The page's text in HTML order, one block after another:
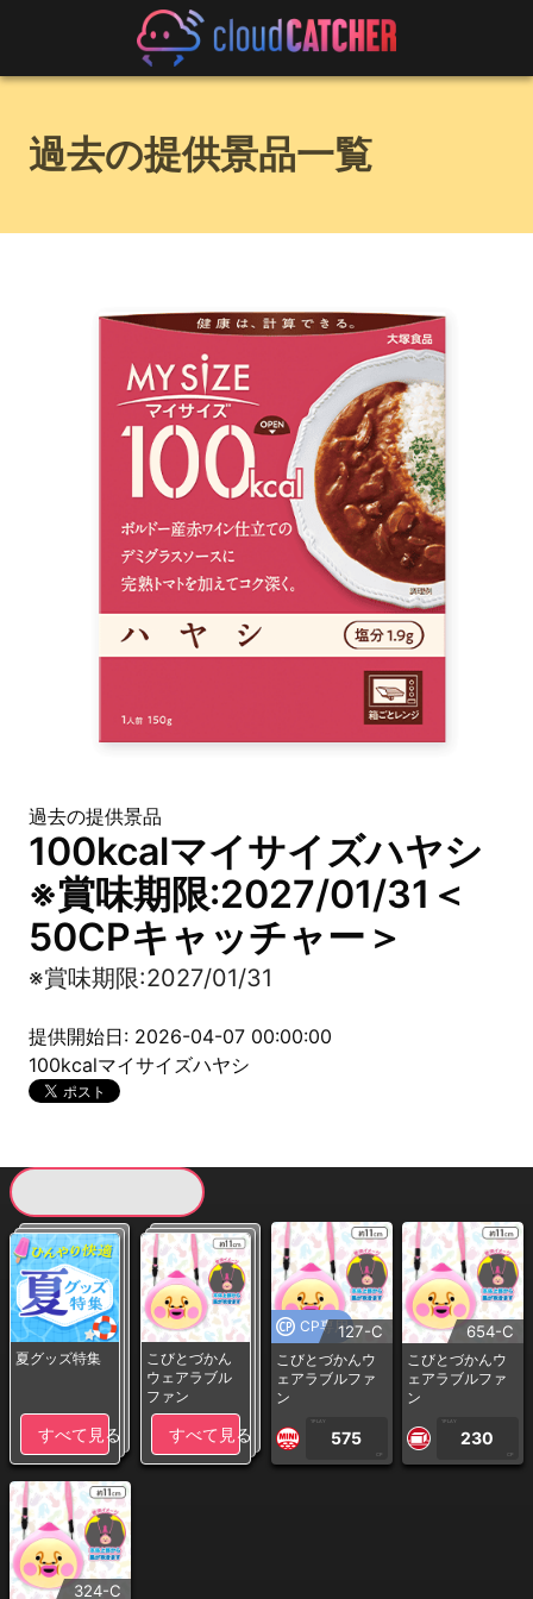
過去の提供景品一覧
過去の提供景品
100kcalマイサイズハヤシ
※賞味期限:2027/01/31＜
50CPキャッチャー＞
※賞味期限:2027/01/31
提供開始日: 2026-04-07 00:00:00
100kcalマイサイズハヤシ
夏グッズ特集
すべて見る
こびとづかん
ウェアラブル
ファン
すべて見る
CP専用127-C
こびとづかんウ
ェアラブルファ
ン
1PLAY
575
CP
654-C
こびとづかんウ
ェアラブルファ
ン
1PLAY
230
CP
324-C